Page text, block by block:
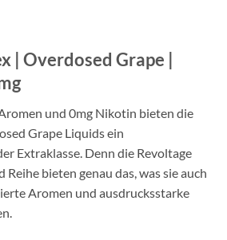
| Overdosed Grape |
und 0mg Nikotin bieten die
Grape Liquids ein
Extraklasse. Denn die Revoltage
bieten genau das, was sie auch
Aromen und ausdrucksstarke